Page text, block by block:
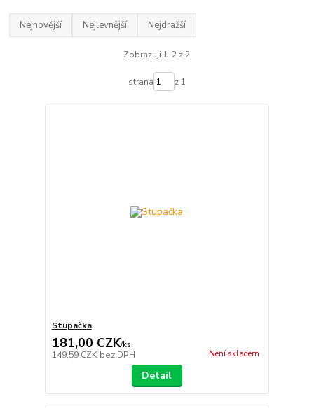
Nejnovější Nejlevnější Nejdražší
Zobrazuji 1-2 z 2
strana z 1
Stupačka
181,00 CZK/ks
149,59 CZK bez DPH Není skladem
Detail